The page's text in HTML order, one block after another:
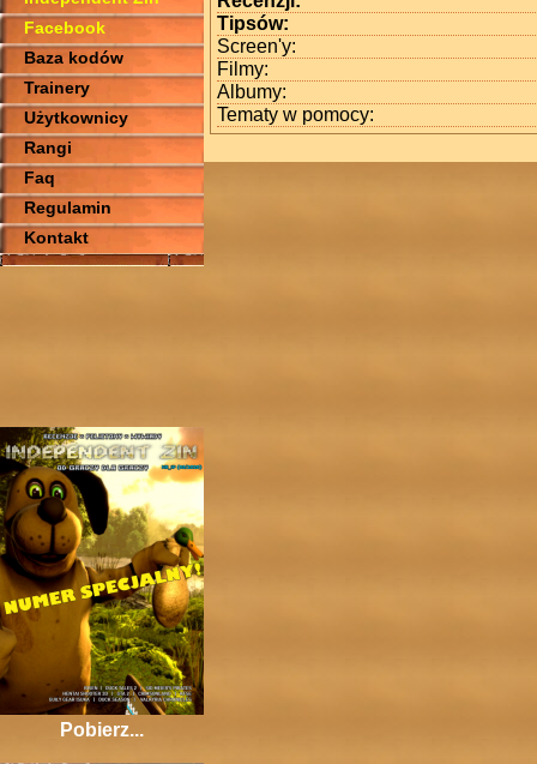
Facebook
Baza kodów
Trainery
Użytkownicy
Rangi
Faq
Regulamin
Kontakt
Pobierz...
Tipsów:
Screen'y:
Filmy:
Albumy:
Tematy w pomocy: